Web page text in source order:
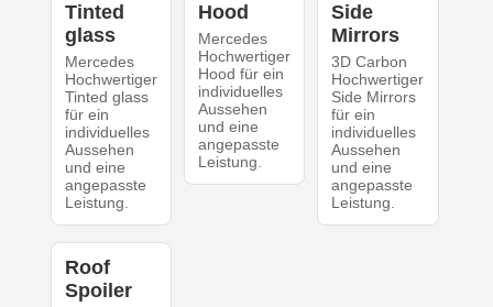
Tinted
glass
Mercedes
Hochwertiger
Tinted glass
für ein
individuelles
Aussehen
und eine
angepasste
Leistung.
Hood
Mercedes
Hochwertiger
Hood für ein
individuelles
Aussehen
und eine
angepasste
Leistung.
Side
Mirrors
3D Carbon
Hochwertiger
Side Mirrors
für ein
individuelles
Aussehen
und eine
angepasste
Leistung.
Roof
Spoiler